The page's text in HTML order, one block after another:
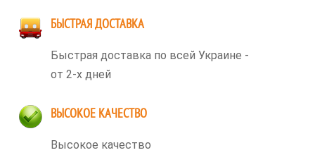
БЫСТРАЯ ДОСТАВКА
Быстрая доставка по всей Украине -
от 2-х дней
ВЫСОКОЕ КАЧЕСТВО
Высокое качество